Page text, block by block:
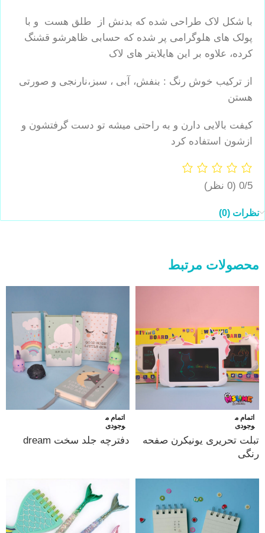
با شکل لاک طراحی شده که بدنش از طلق هست و با
پولک های هلوگرامی پر شده که حسابی ظاهرشو قشنگ
کرده، علاوه بر این هایلایتر های لاک
از ترکیب خوش رنگ : بنفش، آبی ، سبز،نارنجی و صورتی
هستن
کیفت بالایی دارن و به راحتی میشه تو دست گرفتشون و
ازشون استفاده کرد
0/5 (0 نظر)
نظرات (0)
محصولات مرتبط
اتمام م
وجودی
تبلت تحریری یونیکرن صفحه
رنگی
اتمام م
وجودی
دفترچه جلد سخت dream